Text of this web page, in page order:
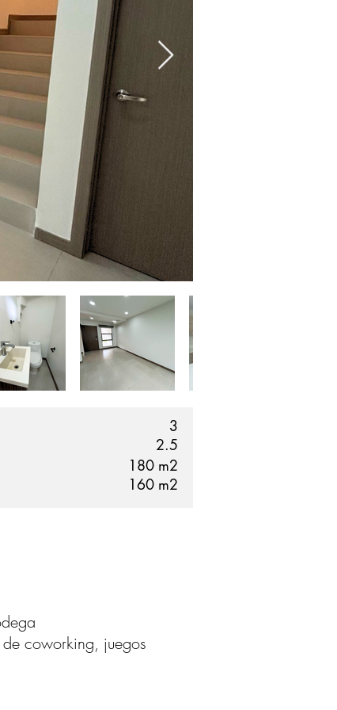
3
2.5
180
160
m2
m2
coworking, juegos